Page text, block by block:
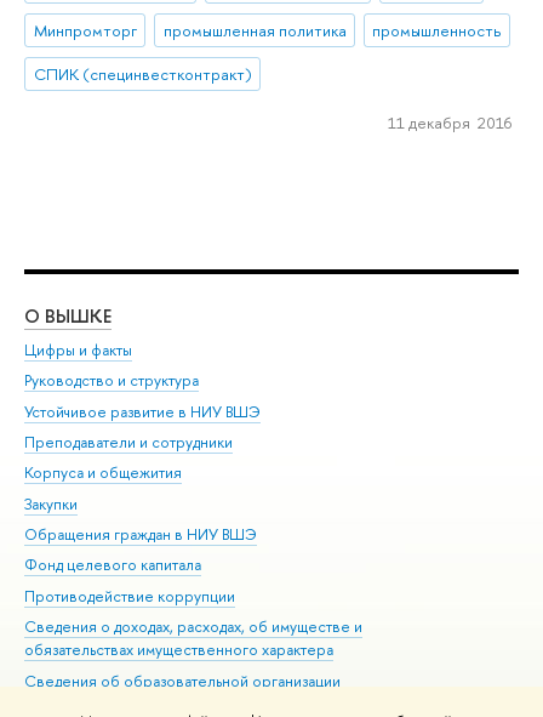
Минпромторг
промышленная политика
промышленность
СПИК (специнвестконтракт)
11 декабря 2016
О ВЫШКЕ
Цифры и факты
Руководство и структура
Устойчивое развитие в НИУ ВШЭ
Преподаватели и сотрудники
Корпуса и общежития
Закупки
Обращения граждан в НИУ ВШЭ
Фонд целевого капитала
Противодействие коррупции
Сведения о доходах, расходах, об имуществе и
обязательствах имущественного характера
Сведения об образовательной организации
Людям с ограниченными возможностями здоровья